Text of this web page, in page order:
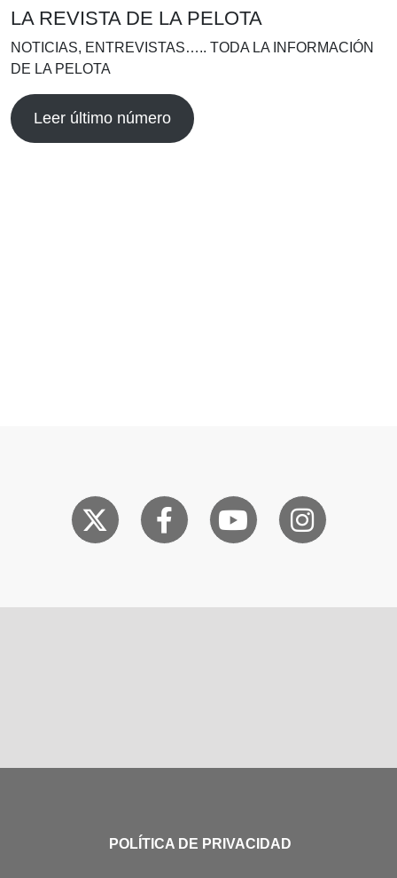
LA REVISTA DE LA PELOTA
NOTICIAS, ENTREVISTAS….. TODA LA INFORMACIÓN
DE LA PELOTA
Leer último número
POLÍTICA DE PRIVACIDAD